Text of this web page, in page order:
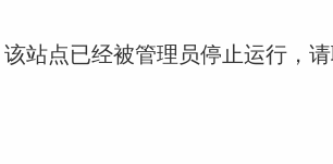
站点已经被管理员停止运行，